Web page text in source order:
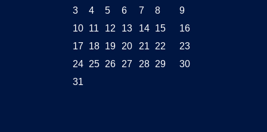
3
4 5 6 7 8
9
10
11 12 13 14 15
16
17
18 19 20 21 22
23
24 25 26 27 28 29
30
31